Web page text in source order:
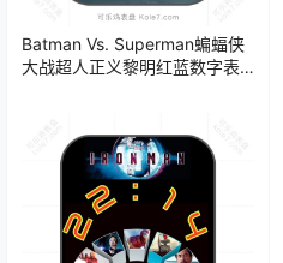
Batman Vs. Superman蝙蝠侠
大战超人正义黎明红蓝数字表